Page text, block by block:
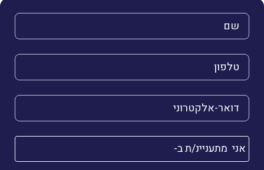
השם שלך (חובה)
הטלפון שלך (חובה)
הדואר האלקטרוני שלך (חובה)
אני מתעניינ/ת ב-